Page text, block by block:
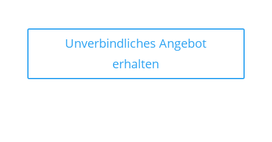
Unverbindliches Angebot
erhalten